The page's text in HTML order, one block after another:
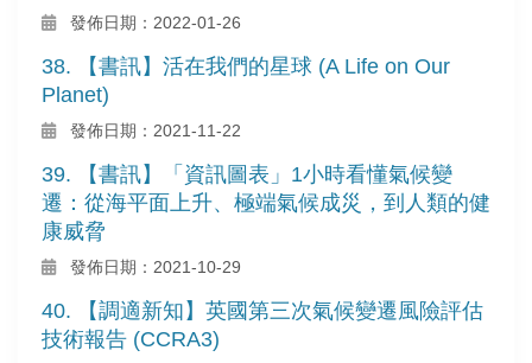
發佈日期：2022-01-26
38. 【書訊】活在我們的星球 (A Life on Our
Planet)
發佈日期：2021-11-22
39. 【書訊】「資訊圖表」1小時看懂氣候變
遷：從海平面上升、極端氣候成災，到人類的健
康威脅
發佈日期：2021-10-29
40. 【調適新知】英國第三次氣候變遷風險評估
技術報告 (CCRA3)